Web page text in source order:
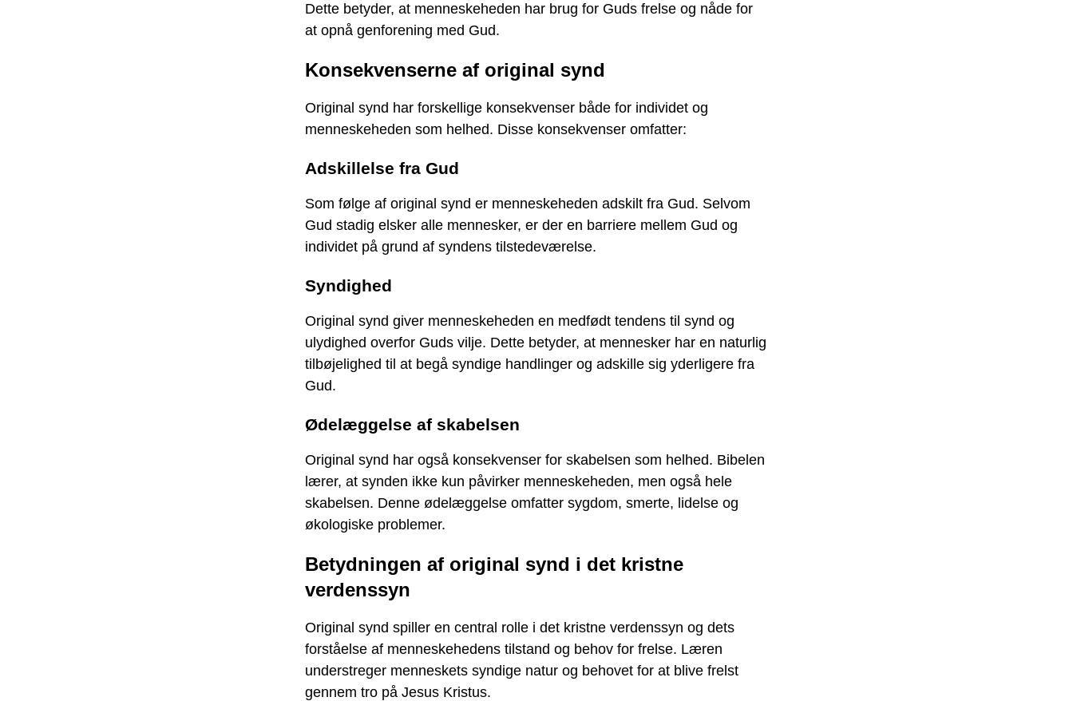
Dette betyder, at menneskeheden har brug for Guds frelse og nåde for
at opnå genforening med Gud.
Konsekvenserne af original synd
Original synd har forskellige konsekvenser både for individet og
menneskeheden som helhed. Disse konsekvenser omfatter:
Adskillelse fra Gud
Som følge af original synd er menneskeheden adskilt fra Gud. Selvom
Gud stadig elsker alle mennesker, er der en barriere mellem Gud og
individet på grund af syndens tilstedeværelse.
Syndighed
Original synd giver menneskeheden en medfødt tendens til synd og
ulydighed overfor Guds vilje. Dette betyder, at mennesker har en naturlig
tilbøjelighed til at begå syndige handlinger og adskille sig yderligere fra
Gud.
Ødelæggelse af skabelsen
Original synd har også konsekvenser for skabelsen som helhed. Bibelen
lærer, at synden ikke kun påvirker menneskeheden, men også hele
skabelsen. Denne ødelæggelse omfatter sygdom, smerte, lidelse og
økologiske problemer.
Betydningen af original synd i det kristne
verdenssyn
Original synd spiller en central rolle i det kristne verdenssyn og dets
forståelse af menneskehedens tilstand og behov for frelse. Læren
understreger menneskets syndige natur og behovet for at blive frelst
gennem tro på Jesus Kristus.